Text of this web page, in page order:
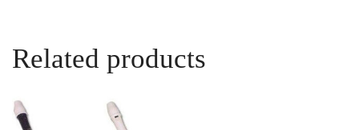
Related products